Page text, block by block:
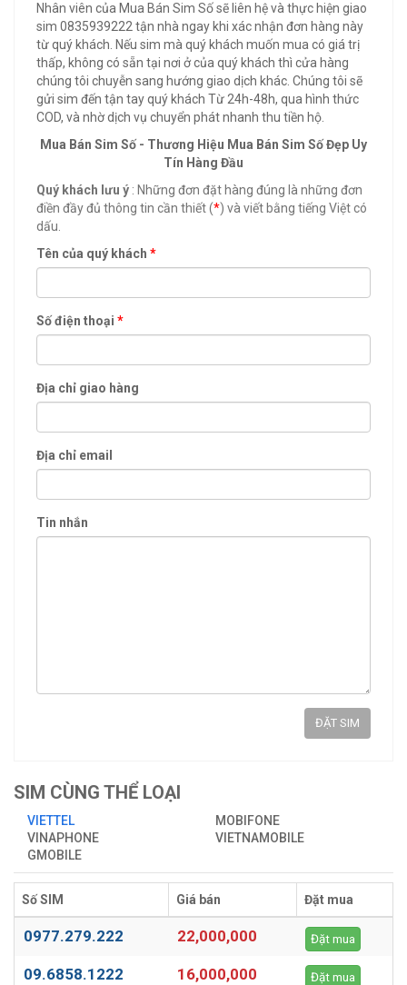
Nhân viên của Mua Bán Sim Số sẽ liên hệ và thực hiện giao
sim 0835939222 tận nhà ngay khi xác nhận đơn hàng này
từ quý khách. Nếu sim mà quý khách muốn mua có giá trị
thấp, không có sẵn tại nơi ở của quý khách thì cửa hàng
chúng tôi chuyễn sang hướng giao dịch khác. Chúng tôi sẽ
gửi sim đến tận tay quý khách Từ 24h-48h, qua hình thức
COD, và nhờ dịch vụ chuyển phát nhanh thu tiền hộ.
Mua Bán Sim Số - Thương Hiệu Mua Bán Sim Số Đẹp Uy
Tín Hàng Đầu
Quý khách lưu ý : Những đơn đặt hàng đúng là những đơn
điền đầy đủ thông tin cần thiết (*) và viết bằng tiếng Việt có
dấu.
Tên của quý khách *
Số điện thoại *
Địa chỉ giao hàng
Địa chỉ email
Tin nhắn
ĐẶT SIM
SIM CÙNG THỂ LOẠI
VIETTEL
MOBIFONE
VINAPHONE
VIETNAMOBILE
GMOBILE
Số SIM Giá bán Đặt mua
0977.279.222 22,000,000 Đặt mua
09.6858.1222 16,000,000 Đặt mua